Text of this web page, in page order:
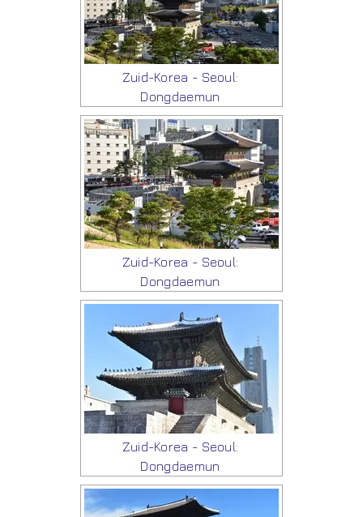
Zuid-Korea - Seoul:
Dongdaemun
Zuid-Korea - Seoul:
Dongdaemun
Zuid-Korea - Seoul:
Dongdaemun